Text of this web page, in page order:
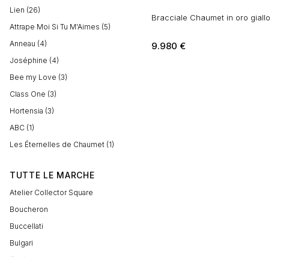
Lien (26)
Attrape Moi Si Tu M'Aimes (5)
Anneau (4)
Joséphine (4)
Bee my Love (3)
Class One (3)
Hortensia (3)
ABC (1)
Les Éternelles de Chaumet (1)
TUTTE LE MARCHE
Atelier Collector Square
Boucheron
Buccellati
Bulgari
Bracciale Chaumet in oro giallo
9.980 €